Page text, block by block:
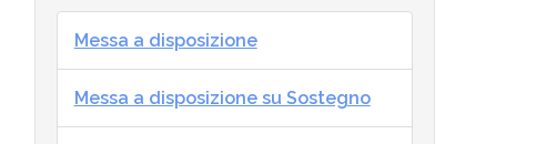
Messa a disposizione
Messa a disposizione su Sostegno